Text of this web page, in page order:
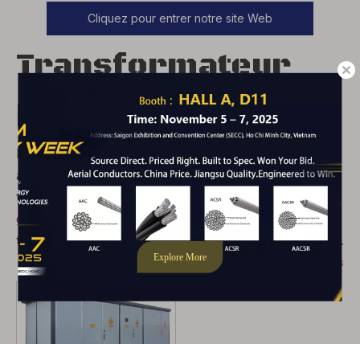
Cliquez pour entrer notre site Web
Transformateur
préfabriqué
Découvrez une distribution de puissance efficace
avec nos transformateurs préfabriqués. Ces
transformateurs sont pré-ingérés et pré-assemblés,
garantissant une installation rapide et une intégration
transparente dans les réseaux électriques. Organisés
pour l'efficacité et la fiabilité, nos transformateurs
préfabriqués optimisent la distribution d'énergie.
montre plus